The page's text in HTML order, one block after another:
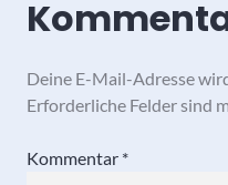
Deine E-Mail-Adresse
Erforderliche Felder sind
Kommentar *